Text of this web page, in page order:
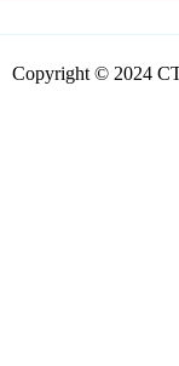
Copyright © 2024
TƯ VẤN